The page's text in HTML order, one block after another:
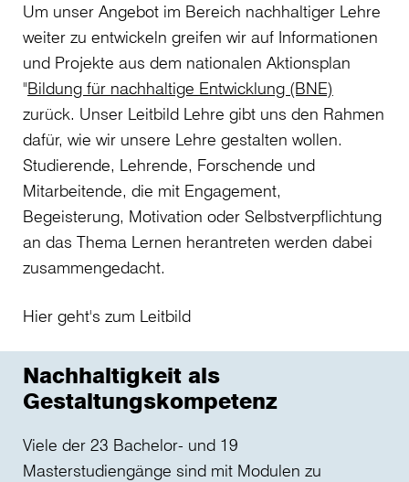
Um unser Angebot im Bereich nachhaltiger Lehre
weiter zu entwickeln greifen wir auf Informationen
und Projekte aus dem nationalen Aktionsplan
"Bildung für nachhaltige Entwicklung (BNE)
zurück. Unser Leitbild Lehre gibt uns den Rahmen
dafür, wie wir unsere Lehre gestalten wollen.
Studierende, Lehrende, Forschende und
Mitarbeitende, die mit Engagement,
Begeisterung, Motivation oder Selbstverpflichtung
an das Thema Lernen herantreten werden dabei
zusammengedacht.
Hier geht's zum Leitbild
Nachhaltigkeit als
Gestaltungskompetenz
Viele der 23 Bachelor- und 19
Masterstudiengänge sind mit Modulen zu